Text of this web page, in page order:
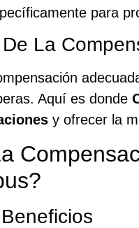
para
La
Aquí es donde
y ofrecer la